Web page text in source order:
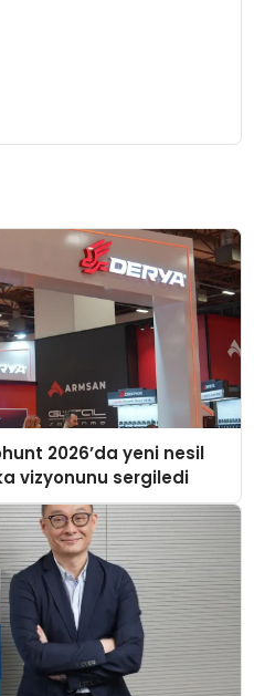
2026’da yeni nesil
vizyonunu sergiledi